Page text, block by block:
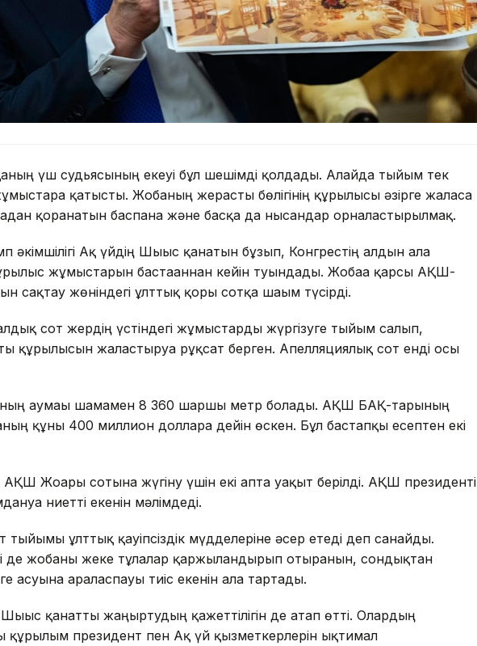
үш судьясының екеуі бұл шешімді қолдады. Алайда тыйым тек
қатысты. Жобаның жерасты бөлігінің құрылысы әзірге жалғаса
қорғанатын баспана және басқа да нысандар орналастырылмақ.
әкімшілігі Ақ үйдің Шығыс қанатын бұзып, Конгрестің алдын ала
жұмыстарын бастағаннан кейін туындады. Жобаға қарсы АҚШ-
сақтау жөніндегі ұлттық қоры сотқа шағым түсірді.
сот жердің үстіндегі жұмыстарды жүргізуге тыйым салып,
құрылысын жалғастыруға рұқсат берген. Апелляциялық сот енді осы
аумағы шамамен 8 360 шаршы метр болады. АҚШ БАҚ-тарының
құны 400 миллион долларға дейін өскен. Бұл бастапқы есептен екі
АҚШ Жоғарғы сотына жүгіну үшін екі апта уақыт берілді. АҚШ президенті
ниетті екенін мәлімдеді.
тыйымы ұлттық қауіпсіздік мүдделеріне әсер етеді деп санайды.
де жобаны жеке тұлғалар қаржыландырып отырғанын, сондықтан
асуына араласпауы тиіс екенін алға тартады.
Шығыс қанатты жаңғыртудың қажеттілігін де атап өтті. Олардың
құрылым президент пен Ақ үй қызметкерлерін ықтимал